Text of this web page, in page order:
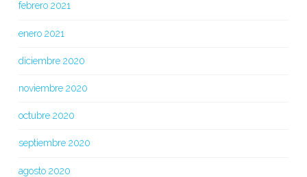
febrero 2021
enero 2021
diciembre 2020
noviembre 2020
octubre 2020
septiembre 2020
agosto 2020